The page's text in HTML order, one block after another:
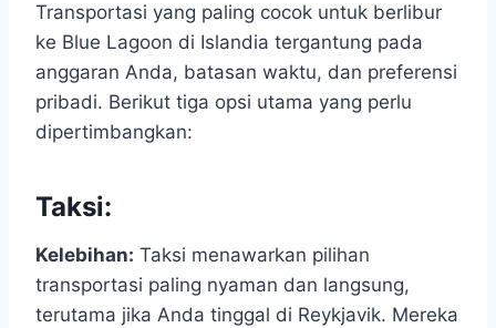
Transportasi yang paling cocok untuk berlibur
ke Blue Lagoon di Islandia tergantung pada
anggaran Anda, batasan waktu, dan preferensi
pribadi. Berikut tiga opsi utama yang perlu
dipertimbangkan:
Taksi:
Kelebihan: Taksi menawarkan pilihan
transportasi paling nyaman dan langsung,
terutama jika Anda tinggal di Reykjavik. Mereka